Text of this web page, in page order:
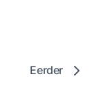
Eerder